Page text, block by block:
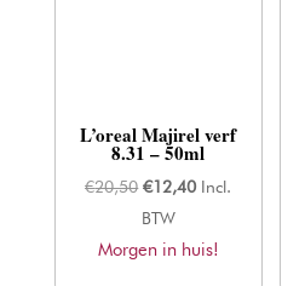
L’oreal Majirel verf
8.31 – 50ml
€20,50 Oorspronkelijke
prijs
was:
€12,40Huidige
is:
Incl.
BTW
Morgen in huis!